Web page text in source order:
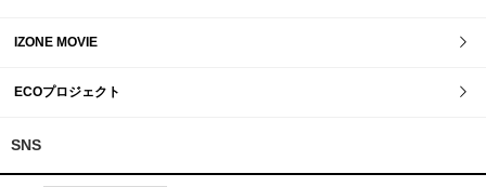
IZONE MOVIE
ECOプロジェクト
SNS